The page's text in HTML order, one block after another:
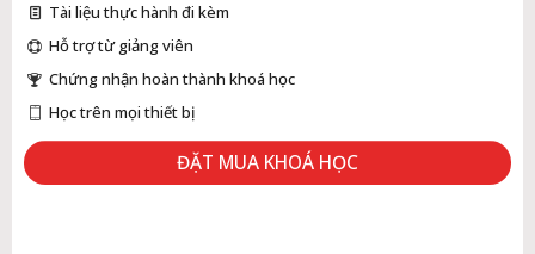
Tài liệu thực hành đi kèm
Hỗ trợ từ giảng viên
Chứng nhận hoàn thành khoá học
Học trên mọi thiết bị
ĐẶT MUA KHOÁ HỌC